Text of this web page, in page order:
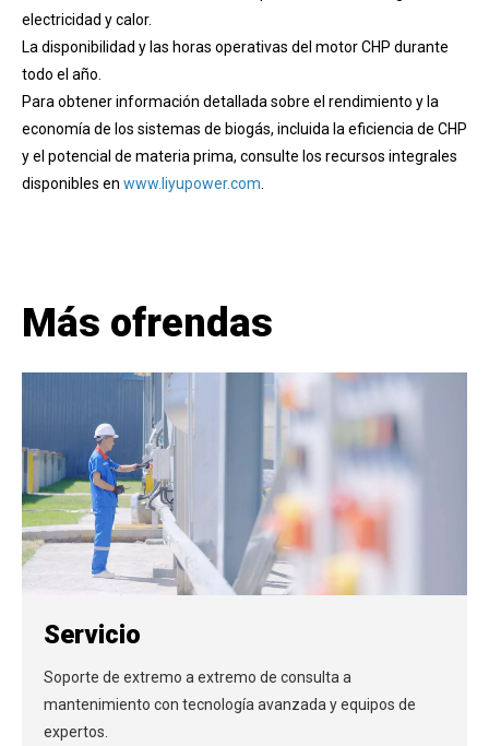
electricidad y calor.
La disponibilidad y las horas operativas del motor CHP durante
todo el año.
Para obtener información detallada sobre el rendimiento y la
economía de los sistemas de biogás, incluida la eficiencia de CHP
y el potencial de materia prima, consulte los recursos integrales
disponibles en www.liyupower.com
Más ofrendas
Servicio
Soporte de extremo a extremo de consulta a
mantenimiento con tecnología avanzada y equipos de
expertos.